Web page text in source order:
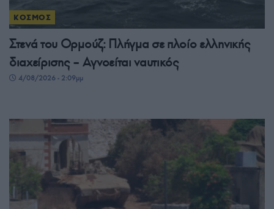
ΚΟΣΜΟΣ
Στενά του Ορμούζ: Πλήγμα σε πλοίο ελληνικής
διαχείρισης – Αγνοείται ναυτικός
4/08/2026 - 2:09μμ